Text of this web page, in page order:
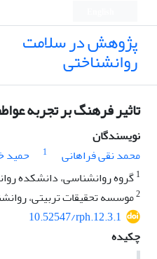
پژوهش در سلامت
روانشناختی
تاثیر فرهنگ بر تجربه
نویسندگان
محمد نقی فراهانی
1 حمید
1گروه روانشناسی، دانشکده
2موسسه تحقیقات تربیتی،
10.52547/rph.12.3.1
چکیده